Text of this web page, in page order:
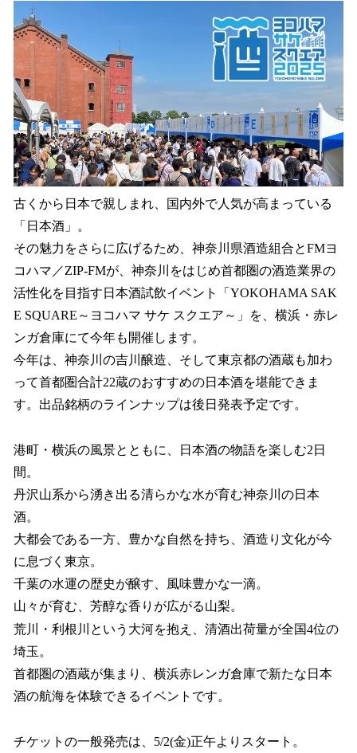
！
数
を
読
み
込
み
中
で
す
古くから日本で親しまれ、国内外で人気が高まっている
「日本酒」。
その魅力をさらに広げるため、神奈川県酒造組合とFMヨ
コハマ／ZIP-FMが、神奈川をはじめ首都圏の酒造業界の
活性化を目指す日本酒試飲イベント「YOKOHAMA SAK
E SQUARE～ヨコハマ サケ スクエア～」を、横浜・赤レ
ンガ倉庫にて今年も開催します。
今年は、神奈川の吉川醸造、そして東京都の酒蔵も加わ
って首都圏合計22蔵のおすすめの日本酒を堪能できま
す。出品銘柄のラインナップは後日発表予定です。
港町・横浜の風景とともに、日本酒の物語を楽しむ2日
間。
丹沢山系から湧き出る清らかな水が育む神奈川の日本
酒。
大都会である一方、豊かな自然を持ち、酒造り文化が今
に息づく東京。
千葉の水運の歴史が醸す、風味豊かな一滴。
山々が育む、芳醇な香りが広がる山梨。
荒川・利根川という大河を抱え、清酒出荷量が全国4位の
埼玉。
首都圏の酒蔵が集まり、横浜赤レンガ倉庫で新たな日本
酒の航海を体験できるイベントです。
チケットの一般発売は、5/2(金)正午よりスタート。